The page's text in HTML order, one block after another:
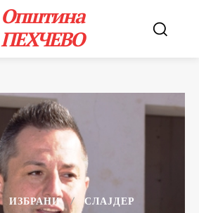
Општина
ПЕХЧЕВО
ИЗБРАНИ СЛАЈДЕР